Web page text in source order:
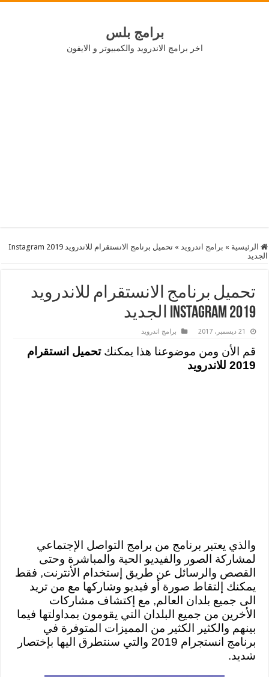
برامج بلس
اخر برامج الاندرويد والكمبيوتر و الايفون
الرئيسية » برامج اندرويد »
تحميل برنامج الانستقرام للاندرويد 2019 Instagram
الجديد
تحميل برنامج الانستقرام للاندرويد
2019 Instagram الجديد
21 ديسمبر، 2017 برامج اندرويد
قم الأن ومن موضوعنا هذا يمكنكتحميل انستقرام
2019 للاندرويد
والذي يعتبر برنامج من برامج التواصل الإجتماعي
لمشاركة الصور والفيديو الحية والمباشرة وحتى
القصص والرسائل عن طريق إستخدام الأنترنت, فقط
يمكنك إلتقاط صورة أو فيديو وشاركها مع من تريد
الى جميع بلدان العالم, مع إكتشاف مشاركات
الأخرين من جميع البلدان التي يقومون بمداولتها فيما
بينهم والكثير الكثير من المميزات المتوفرة في
برنامج انستجرام 2019 والتي سنتطرق اليها بإختصار
شديد.